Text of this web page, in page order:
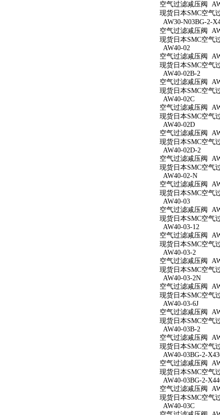
空气过滤减压阀
现货日本SMC空气
AW30-N03BG-2-
空气过滤减压阀
现货日本SMC空气
AW40-02
空气过滤减压阀
现货日本SMC空气
AW40-02B-2
空气过滤减压阀
现货日本SMC空气
AW40-02C
空气过滤减压阀
现货日本SMC空气
AW40-02D
空气过滤减压阀
现货日本SMC空气
AW40-02D-2
空气过滤减压阀
现货日本SMC空气
AW40-02-N
空气过滤减压阀
现货日本SMC空气
AW40-03
空气过滤减压阀
现货日本SMC空气
AW40-03-12
空气过滤减压阀
现货日本SMC空气
AW40-03-2
空气过滤减压阀
现货日本SMC空气
AW40-03-2N
空气过滤减压阀
现货日本SMC空气
AW40-03-6J
空气过滤减压阀
现货日本SMC空气
AW40-03B-2
空气过滤减压阀
现货日本SMC空气
AW40-03BG-2-
空气过滤减压阀
现货日本SMC空气
AW40-03BG-2-
空气过滤减压阀
现货日本SMC空气
AW40-03C